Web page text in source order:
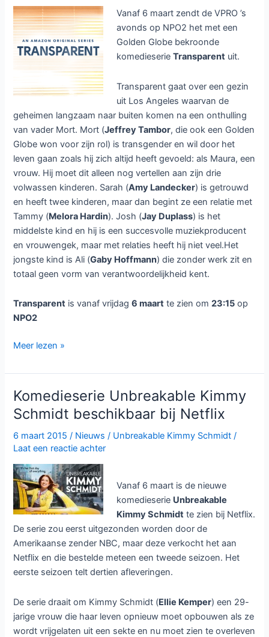
Central
Vanaf 6 maart zendt de VPRO ’s
avonds op NPO2 het met een
Golden Globe bekroonde
komedieserieTransparent uit.
Transparent gaat over een gezin
uit Los Angeles waarvan de
geheimen langzaam naar buiten komen na een onthulling
van vader Mort. Mort (Jeffrey Tambor, die ook een Golden
Globe won voor zijn rol) is transgender en wil door het
leven gaan zoals hij zich altijd heeft gevoeld: als Maura, een
vrouw. Hij moet dit alleen nog vertellen aan zijn drie
volwassen kinderen. Sarah (Amy Landecker) is getrouwd
en heeft twee kinderen, maar dan begint ze een relatie met
Tammy (Melora Hardin). Josh (Jay Duplass) is het
middelste kind en hij is een succesvolle muziekproducent
en vrouwengek, maar met relaties heeft hij niet veel.Het
jongste kind is Ali (Gaby Hoffmann) die zonder werk zit en
totaal geen vorm van verantwoordelijkheid kent.
Transparent is vanaf vrijdag6 maart te zien om23:15 op
NPO2
Komedieserie
te
zien
bij
NPO2
Meer lezen »
Komedieserie Unbreakable Kimmy
Schmidt beschikbaar bij Netflix
6 maart 2015/ Nieuws / Unbreakable Kimmy Schmidt /
Laat een reactie achter
Vanaf 6 maart is de nieuwe
komedieserie Unbreakable
Kimmy Schmidt te zien bij Netflix.
De serie zou eerst uitgezonden worden door de
Amerikaanse zender NBC, maar deze verkocht het aan
Netflix en die bestelde meteen een tweede seizoen. Het
eerste seizoen telt dertien afleveringen.
De serie draait om Kimmy Schmidt (Ellie Kemper) een 29-
jarige vrouw die haar leven opnieuw moet opbouwen als ze
wordt vrijgelaten uit een sekte en nu moet zien te overleven